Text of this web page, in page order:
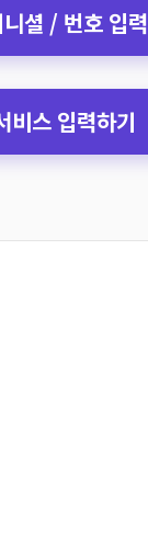
셜 / 번호 입력
스 입력하기